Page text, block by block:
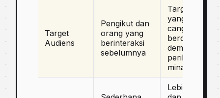
Target
Audiens
Pengikut dan
orang yang
berinteraksi
sebelumnya
Targeting
yang lebih
canggih
berdasarkan
demografi,
perilaku,
minat
Lebih fleksibel